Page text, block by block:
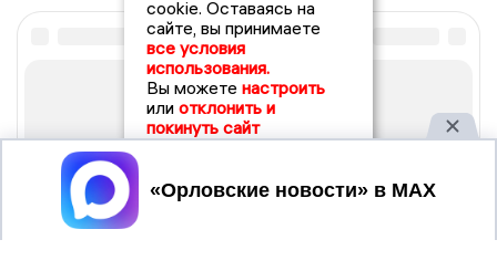
cookie. Оставаясь на
сайте, вы принимаете
все условия
использования.
Вы можете настроить
или отклонить и
покинуть сайт
Принять